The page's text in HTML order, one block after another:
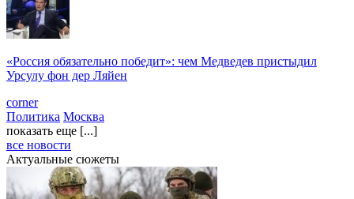
«Россия обязательно победит»: чем Медведев пристыдил
Урсулу фон дер Ляйен
corner
Политика Москва
показать еще [...]
все новости
Актуальные сюжеты